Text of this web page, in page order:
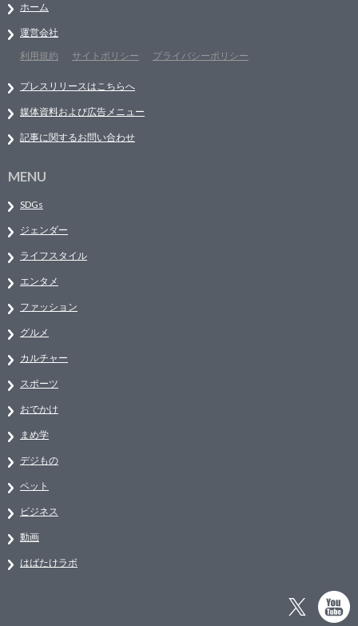
ホーム
運営会社
利用規約
サイトポリシー プライバシーポリシー
プレスリリースはこちらへ
媒体資料および広告メニュー
記事に関するお問い合わせ
MENU
SDGs
ジェンダー
ライフスタイル
エンタメ
ファッション
グルメ
カルチャー
スポーツ
おでかけ
まめ学
デジもの
ペット
ビジネス
動画
はばたけラボ